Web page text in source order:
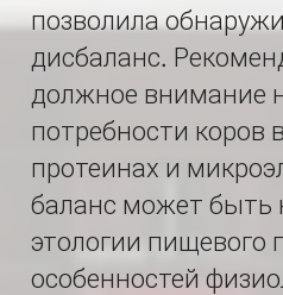
позволила
дисбаланс.
должное внимание
потребности коров
протеинах и
баланс может быть
этологии пищевого
особенностей